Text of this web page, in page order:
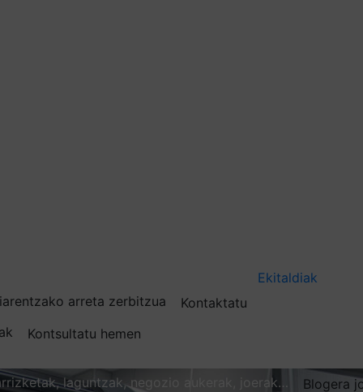
arreta zerbitzua
Kontaktatu
Kontsultatu hemen
Ekitaldiak
laguntzak, negozio aukerak, joerak… Blogera